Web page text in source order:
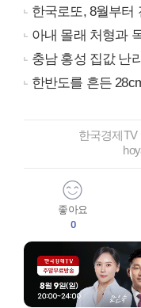
한국로또, 8월부터
아내 몰래 처형과
충남 홍성 집값 난
한반도를 흔든
한국경제
좋아요
0